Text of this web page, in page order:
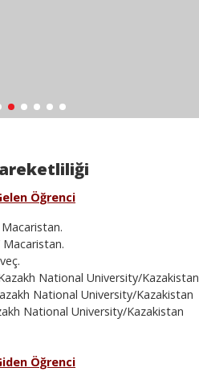
Öğrenci
National University/Kazakistan
National University/Kazakistan
National University/Kazakistan
Öğrenci